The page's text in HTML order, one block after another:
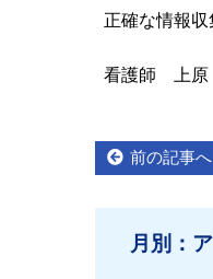
正確な情報収
看護師 上原
投 前の記事へ
月別：